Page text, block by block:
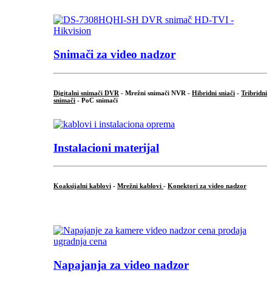
Snimači za video nadzor
Digitalni snimači DVR - Mrežni snimači NVR - Hibridni sniači - Tribridni
snimači - PoC snimači
Instalacioni materijal
Koaksijalni kablovi - Mrežni kablovi - Konektori za video nadzor
Napajanja za video nadzor